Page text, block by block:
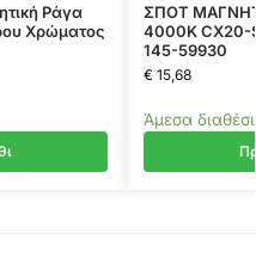
Ράγα
Χρώματος
ΣΠΟΤ
4000Κ CX20-
145-59930
€15,68
Άμεσα